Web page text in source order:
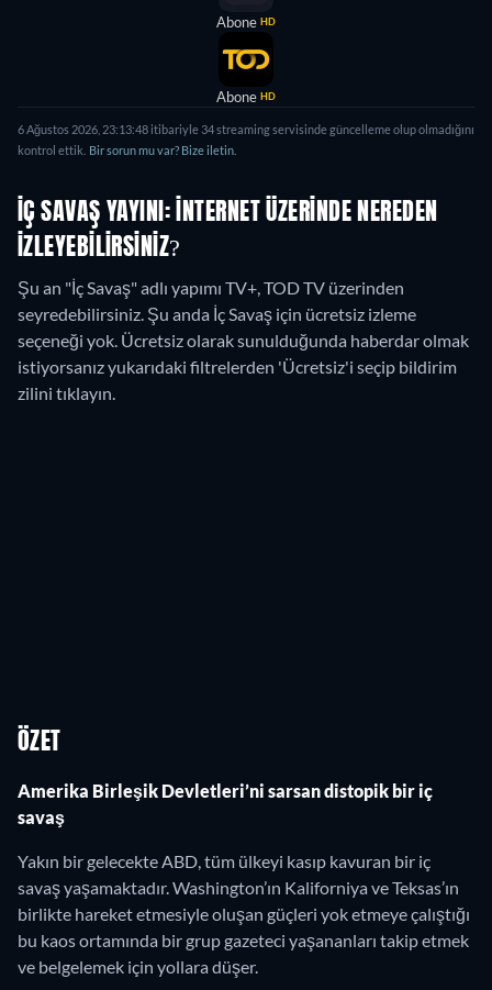
Abone HD
Abone HD
6 Ağustos 2026 23:13:48 itibariyle 34streaming servisinde güncelleme olup olmadığını
kontrol ettik. Bir sorun mu var? Bize iletin.
İÇ SAVAŞ YAYINI: İNTERNET ÜZERINDE NEREDEN
IZLEYEBILIRSINIZ?
Şu an "İç Savaş" adlı yapımı TV+, TOD TV üzerinden
seyredebilirsiniz. Şu anda İç Savaş için ücretsiz izleme
seçeneği yok. Ücretsiz olarak sunulduğunda haberdar olmak
istiyorsanız yukarıdaki filtrelerden 'Ücretsiz'i seçip bildirim
zilini tıklayın.
ÖZET
Amerika Birleşik Devletleri’ni sarsan distopik bir iç
savaş
Yakın bir gelecekte ABD, tüm ülkeyi kasıp kavuran bir iç
savaş yaşamaktadır. Washington’ın Kaliforniya ve Teksas’ın
birlikte hareket etmesiyle oluşan güçleri yok etmeye çalıştığı
bu kaos ortamında bir grup gazeteci yaşananları takip etmek
ve belgelemek için yollara düşer.